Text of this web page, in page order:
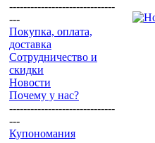
------------------------------
---
Покупка, оплата,
доставка
Сотрудничество и
скидки
Новости
Почему у нас?
------------------------------
---
Купономания